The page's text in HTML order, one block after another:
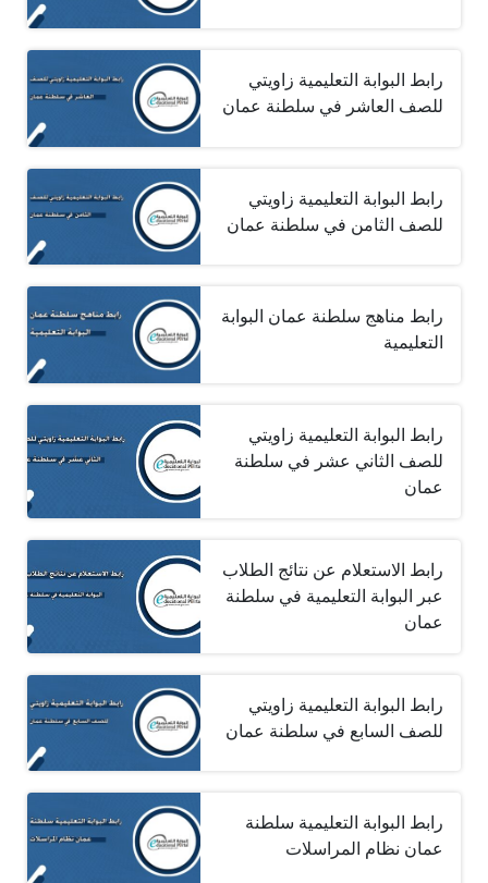
رابط البوابة التعليمية زاويتي
للصف العاشر في سلطنة عمان
رابط البوابة التعليمية زاويتي
للصف الثامن في سلطنة عمان
رابط مناهج سلطنة عمان البوابة
التعليمية
رابط البوابة التعليمية زاويتي
للصف الثاني عشر في سلطنة
عمان
رابط الاستعلام عن نتائج الطلاب
عبر البوابة التعليمية في سلطنة
عمان
رابط البوابة التعليمية زاويتي
للصف السابع في سلطنة عمان
رابط البوابة التعليمية سلطنة
عمان نظام المراسلات